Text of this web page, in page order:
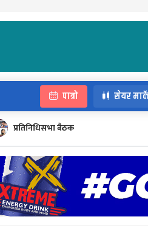
पात्रो सेयर
प्रतिनिधिसभा बैठक